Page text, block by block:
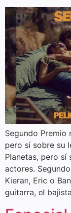
Segundo Premio
pero sí sobre su
Planetas, pero sí
actores.
Kieran, Eric o
guitarra, el